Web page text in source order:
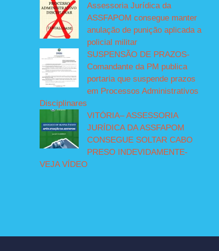
Assessoria Jurídica da
ASSFAPOM consegue manter
anulação de punição aplicada a
policial militar
SUSPENSÃO DE PRAZOS-
Comandante da PM publica
portaria que suspende prazos
em Processos Administrativos
Disciplinares
VITÓRIA– ASSESSORIA
JURÍDICA DA ASSFAPOM
CONSEGUE SOLTAR CABO
PRESO INDEVIDAMENTE-
VEJA VÍDEO